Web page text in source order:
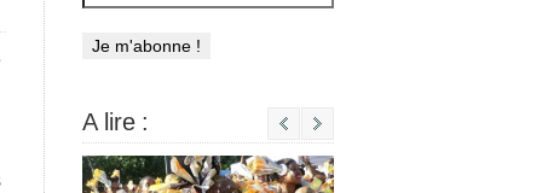
A lire :
Next